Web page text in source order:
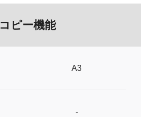
コピー機能
A3
-